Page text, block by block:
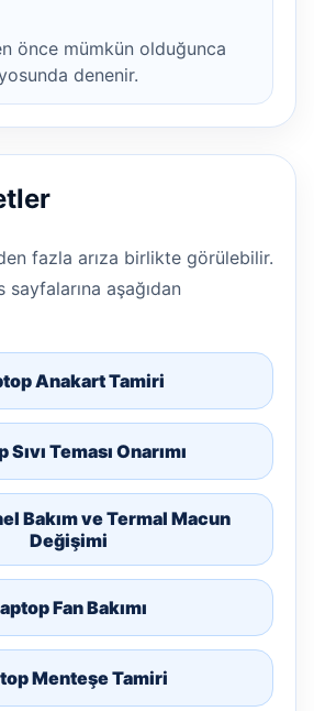
önce mümkün olduğunca
denenir.
fazla arıza birlikte görülebilir.
aşağıdan
Anakart Tamiri
Sıvı Teması Onarımı
Bakım ve Termal Macun
Değişimi
Fan Bakımı
Menteşe Tamiri